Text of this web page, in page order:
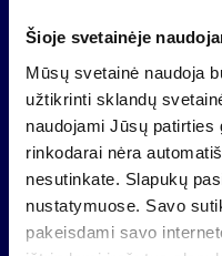
Šioje svetainėje
Mūsų svetainė naudoja
užtikrinti sklandų
naudojami Jūsų
rinkodarai nėra
nesutinkate. Slapukų
nustatymuose. Savo
pakeisdami savo
Dvi dienas
skaitys Europoje
turto ekspertai bei
Lietuvos Respublikos
Registrų centras,
nekilnojamojo turto
Daugiau apie
http://www.expozona.lt/